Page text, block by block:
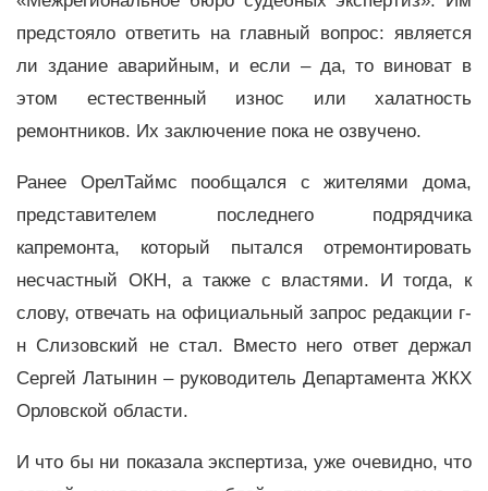
предстояло ответить на главный вопрос: является
ли здание аварийным, и если – да, то виноват в
этом естественный износ или халатность
ремонтников. Их заключение пока не озвучено.
Ранее ОрелТаймс пообщался с жителями дома,
представителем последнего подрядчика
капремонта, который пытался отремонтировать
несчастный ОКН, а также с властями. И тогда, к
слову, отвечать на официальный запрос редакции г-
н Слизовский не стал. Вместо него ответ держал
Сергей Латынин – руководитель Департамента ЖКХ
Орловской области.
И что бы ни показала экспертиза, уже очевидно, что